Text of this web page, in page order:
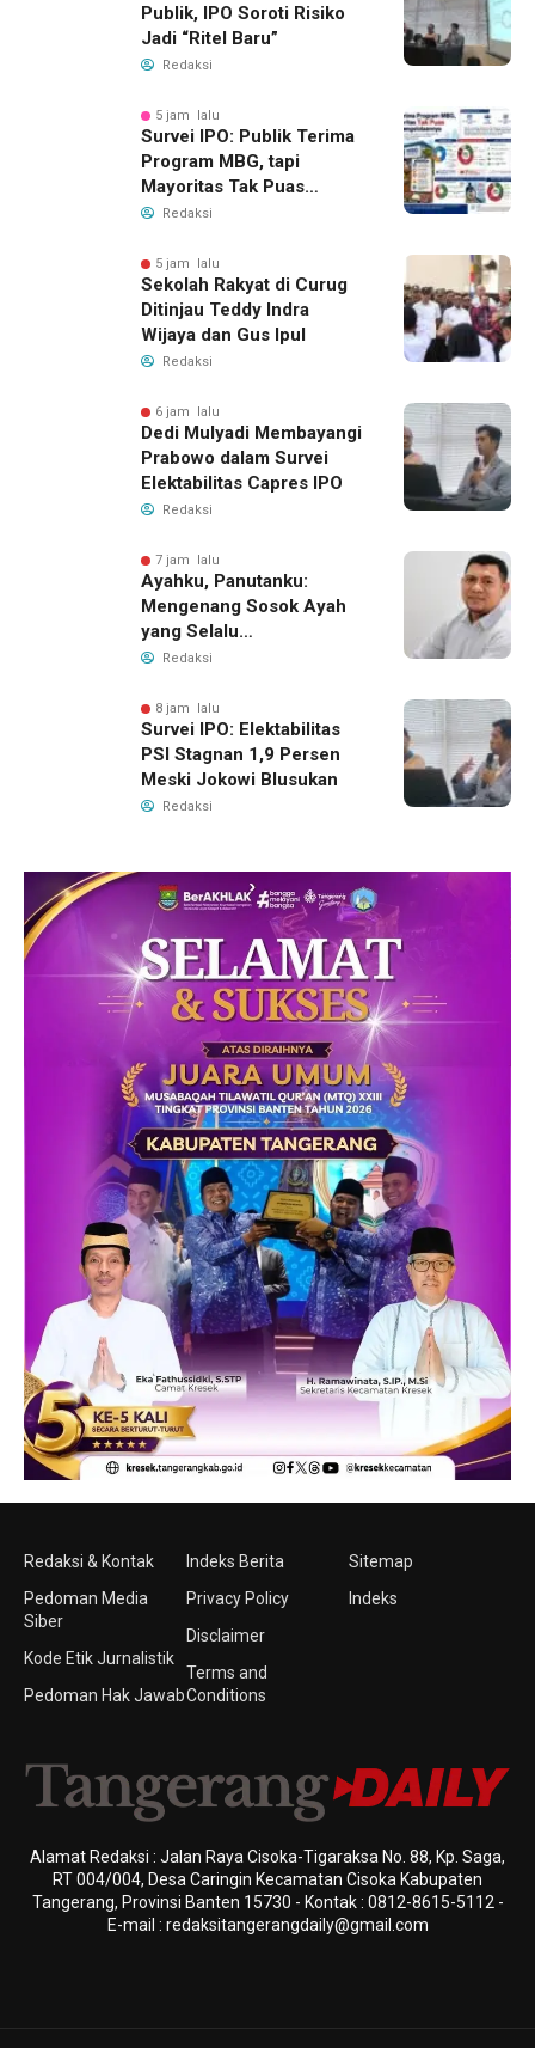
Publik, IPO Soroti Risiko
Jadi “Ritel Baru”
Redaksi
5 jam lalu
Survei IPO: Publik Terima
Program MBG, tapi
Mayoritas Tak Puas
dengan Pengelolaannya
Redaksi
5 jam lalu
Sekolah Rakyat di Curug
Ditinjau Teddy Indra
Wijaya dan Gus Ipul
Redaksi
6 jam lalu
Dedi Mulyadi Membayangi
Prabowo dalam Survei
Elektabilitas Capres IPO
Redaksi
7 jam lalu
Ayahku, Panutanku:
Mengenang Sosok Ayah
yang Selalu
Membersamaiku
Redaksi
8 jam lalu
Survei IPO: Elektabilitas
PSI Stagnan 1,9 Persen
Meski Jokowi Blusukan
Redaksi
Redaksi & Kontak
Pedoman Media
Siber
Kode Etik Jurnalistik
Pedoman Hak Jawab
Indeks Berita
Privacy Policy
Disclaimer
Terms and
Conditions
Sitemap
Indeks
Alamat Redaksi : Jalan Raya Cisoka-Tigaraksa No. 88, Kp. Saga,
RT 004/004, Desa Caringin Kecamatan Cisoka Kabupaten
Tangerang, Provinsi Banten 15730 - Kontak : 0812-8615-5112 -
E-mail : redaksitangerangdaily@gmail.com